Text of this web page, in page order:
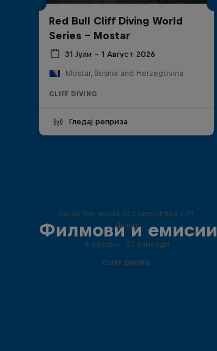
Red Bull Cliff Diving World
Series - Mostar
31 Јули – 1 Август 2026
Mostar, Bosnia and Herzegovina
CLIFF DIVING
Гледај реприза
Филмови и емисии
Inside the world of competitive cliff
diving
4 сезони · 21 епизоди
CLIFF DIVING